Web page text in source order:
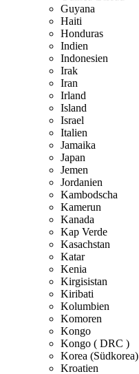
Guyana
Haiti
Honduras
Indien
Indonesien
Irak
Iran
Irland
Island
Israel
Italien
Jamaika
Japan
Jemen
Jordanien
Kambodscha
Kamerun
Kanada
Kap Verde
Kasachstan
Katar
Kenia
Kirgisistan
Kiribati
Kolumbien
Komoren
Kongo
Kongo ( DRC )
Korea (Südkorea)
Kroatien